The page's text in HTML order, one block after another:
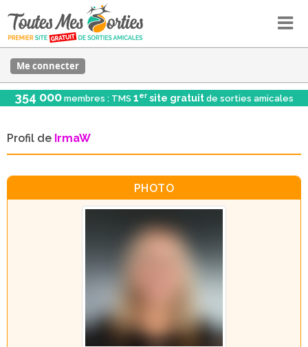
Me connecter
354 000 membres : TMS 1er site gratuit de sorties amicales
Profil de IrmaW
PHOTO